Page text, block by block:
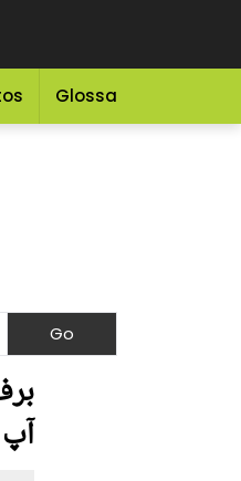
Glossary